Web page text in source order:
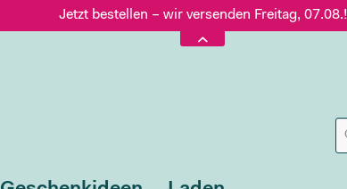
Jetzt bestellen – wir versenden Freitag, 07.08.!
Versand nur 5,60 €, gratis ab 95 € Warenwert
Jetzt bestellen – wir versenden Freitag, 07.08.!